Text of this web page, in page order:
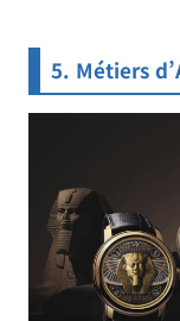
5. Métiers